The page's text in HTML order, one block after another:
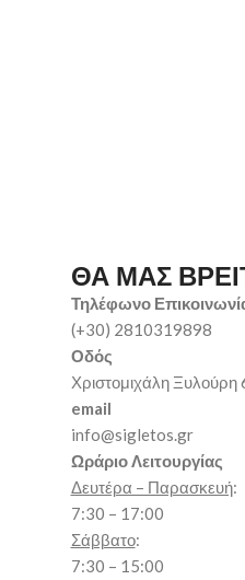
ΘΑ ΜΑΣ
Τηλέφωνο
(+30) 2810319898
Οδός
Χριστομιχάλη Ξυλούρη
email
info@sigletos.gr
Ωράριο Λειτουργίας
Δευτέρα – Παρασκευή:
7:30 – 17:00
Σάββατο:
7:30 – 15:00